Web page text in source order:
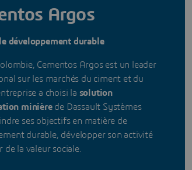
Argos
développement durable
Cementos Argos est un leader
sur les marchés du ciment et du
a choisi la solution
minièrede Dassault Systèmes
ses objectifs en matière de
durable, développer son activité
de la valeur sociale.